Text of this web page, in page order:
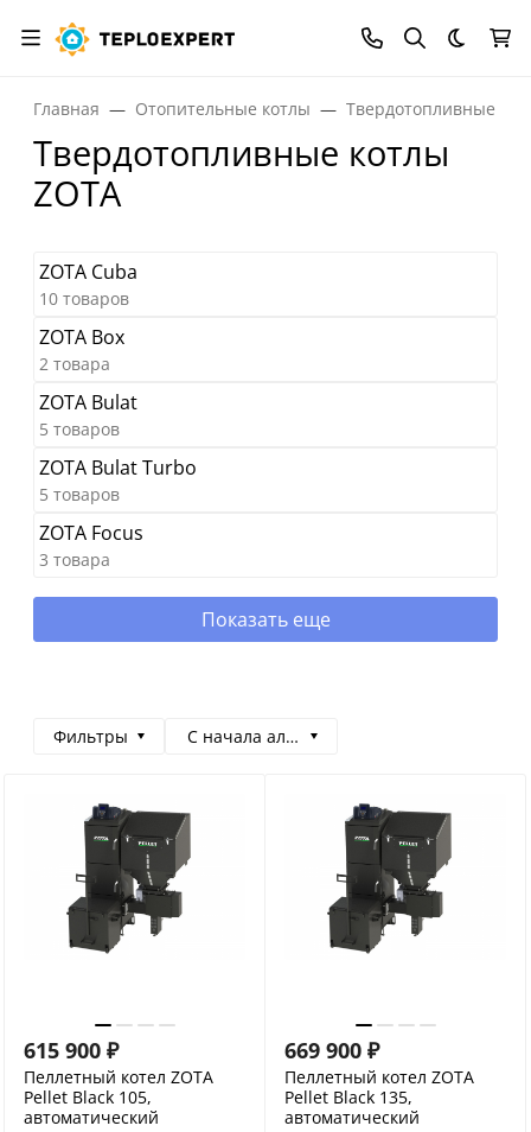
Темная
Главная Отопительные котлы Твердотопливные
Твердотопливные котлы
ZOTA
ZOTA Cuba
10 товаров
ZOTA Box
2 товара
ZOTA Bulat
5 товаров
ZOTA Bulat Turbo
5 товаров
ZOTA Focus
3 товара
Показать еще
Фильтры С начала алфавита
615 900 ₽
Пеллетный котел ZOTA
Pellet Black 105,
автоматический
669 900 ₽
Пеллетный котел ZOTA
Pellet Black 135,
автоматический